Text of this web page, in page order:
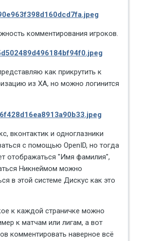
комментирования игроков.
как прикрутить к
из ХА, но можно логинится
вконтактик и одноглазники
с помощью OpenID, но тогда
отображаться "Имя фамилия",
Никнеймом можно
в этой системе Дискус как это
к каждой страничке можно
к матчам или лигам, а вот
комментировать наверное всё